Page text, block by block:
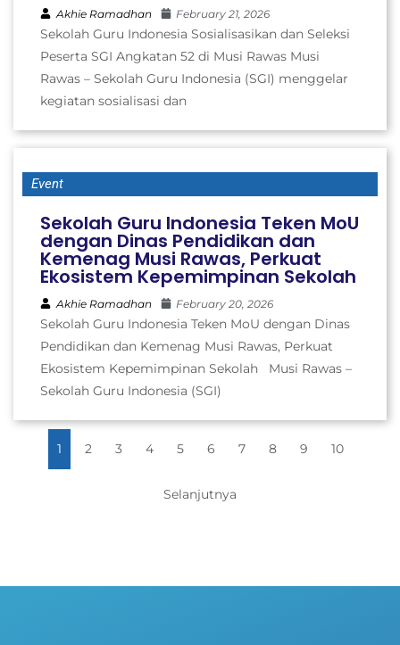
Akhie Ramadhan February 21, 2026
Sekolah Guru Indonesia Sosialisasikan dan Seleksi
Peserta SGI Angkatan 52 di Musi Rawas Musi
Rawas – Sekolah Guru Indonesia (SGI) menggelar
kegiatan sosialisasi dan
Event
Sekolah Guru Indonesia Teken MoU
dengan Dinas Pendidikan dan
Kemenag Musi Rawas, Perkuat
Ekosistem Kepemimpinan Sekolah
Akhie Ramadhan February 20, 2026
Sekolah Guru Indonesia Teken MoU dengan Dinas
Pendidikan dan Kemenag Musi Rawas, Perkuat
Ekosistem Kepemimpinan Sekolah Musi Rawas –
Sekolah Guru Indonesia (SGI)
1 2 3 4 5 6 7 8 9 10
Selanjutnya